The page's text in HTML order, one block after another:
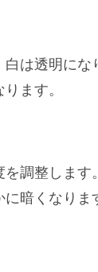
は透明にな
ます。
調整します
暗くなりま